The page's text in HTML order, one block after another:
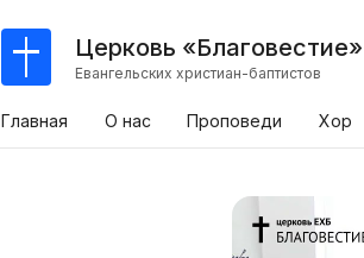
Церковь «Благовестие»
Евангельских христиан-баптистов
Главная О нас Проповеди Хор